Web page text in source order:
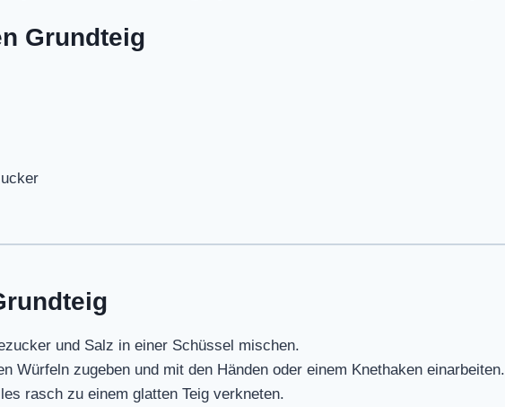
Grundteig
und Salz in einer Schüssel mischen.
Würfeln zugeben und mit den Händen oder einem Knethaken einarbeiten.
rasch zu einem glatten Teig verkneten.